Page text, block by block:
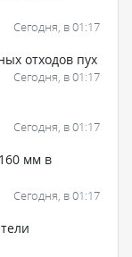
Сегодня, в 01:17
отходов пух
Сегодня, в 01:17
Сегодня, в 01:17
мм в
Сегодня, в 01:17